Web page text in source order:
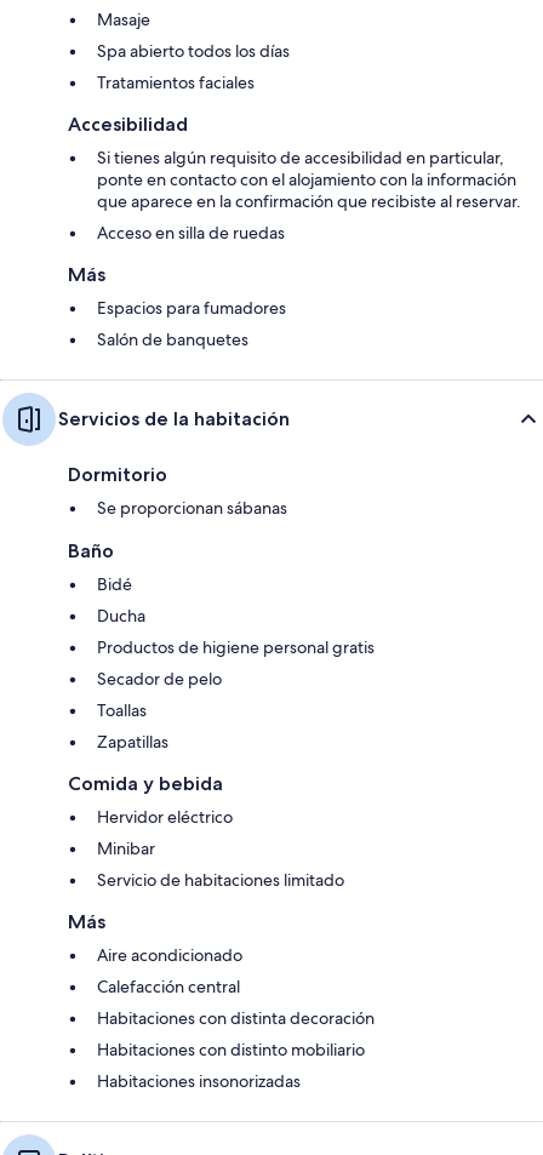
Masaje
Spa abierto todos los días
Tratamientos faciales
Accesibilidad
Si tienes algún requisito de accesibilidad en particular,
ponte en contacto con el alojamiento con la información
que aparece en la confirmación que recibiste al reservar.
Acceso en silla de ruedas
Más
Espacios para fumadores
Salón de banquetes
Servicios de la habitación
Dormitorio
Se proporcionan sábanas
Baño
Bidé
Ducha
Productos de higiene personal gratis
Secador de pelo
Toallas
Zapatillas
Comida y bebida
Hervidor eléctrico
Minibar
Servicio de habitaciones limitado
Más
Aire acondicionado
Calefacción central
Habitaciones con distinta decoración
Habitaciones con distinto mobiliario
Habitaciones insonorizadas